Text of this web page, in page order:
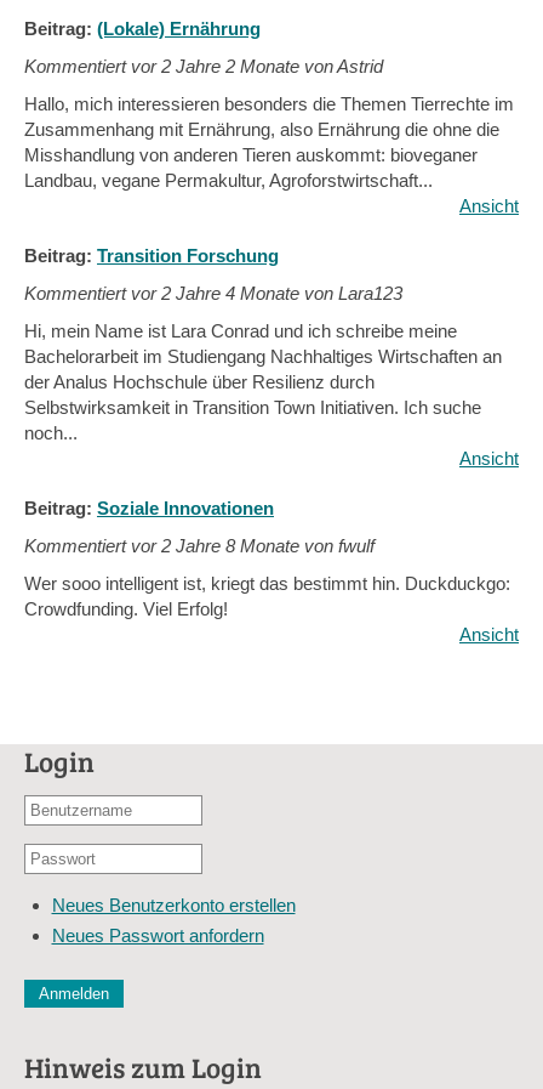
Beitrag: (Lokale) Ernährung
Kommentiert vor2 Jahre 2 Monate von Astrid
Hallo, mich interessieren besonders die Themen Tierrechte im
Zusammenhang mit Ernährung, also Ernährung die ohne die
Misshandlung von anderen Tieren auskommt: bioveganer
Landbau, vegane Permakultur, Agroforstwirtschaft...
Ansicht
Beitrag: Transition Forschung
Kommentiert vor2 Jahre 4 Monate von Lara123
Hi, mein Name ist Lara Conrad und ich schreibe meine
Bachelorarbeit im Studiengang Nachhaltiges Wirtschaften an
der Analus Hochschule über Resilienz durch
Selbstwirksamkeit in Transition Town Initiativen. Ich suche
noch...
Ansicht
Beitrag: Soziale Innovationen
Kommentiert vor2 Jahre 8 Monate von fwulf
Wer sooo intelligent ist, kriegt das bestimmt hin. Duckduckgo:
Crowdfunding. Viel Erfolg!
Ansicht
Login
Benutzername
E-
Adresse
Passwort
Neues Benutzerkonto erstellen
Neues Passwort anfordern
Diese Sicherheitsfrage überprüft, ob Sie ein menschlicher
Sag mir nicht, wie viele Sternlein stehen
Hinweis zum Login